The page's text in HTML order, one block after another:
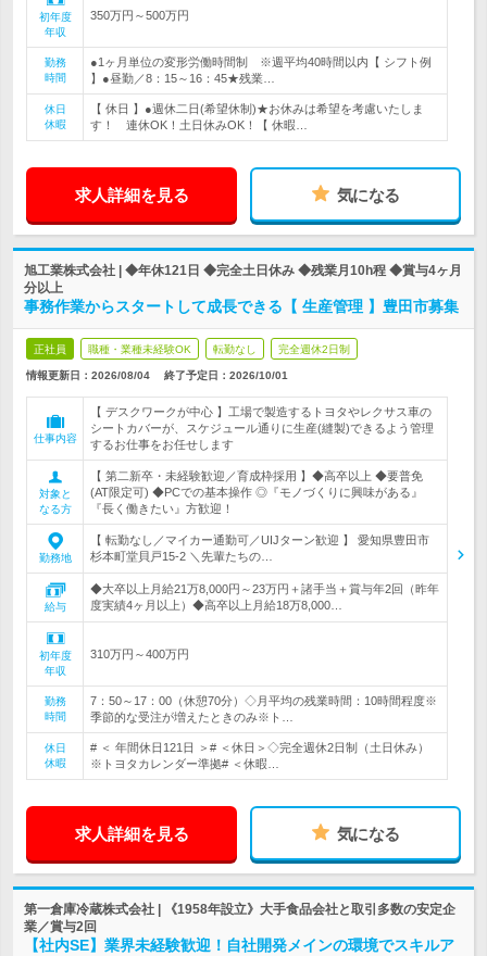
初年度
年収
350万円～500万円
勤務
時間
●1ヶ月単位の変形労働時間制 ※週平均40時間以内【 シフト例
】●昼勤／8：15～16：45★残業…
休日
休暇
【 休日 】●週休二日(希望休制)★お休みは希望を考慮いたしま
す！ 連休OK！土日休みOK！【 休暇…
求人詳細を見る 気になる
旭工業株式会社 | ◆年休121日 ◆完全土日休み ◆残業月10h程 ◆賞与4ヶ月
分以上
事務作業からスタートして成長できる【 生産管理 】豊田市募集
正社員 職種・業種未経験OK 転勤なし 完全週休2日制
情報更新日：2026/08/04 終了予定日： 2026/10/01
仕事内容
【 デスクワークが中心 】工場で製造するトヨタやレクサス車の
シートカバーが、スケジュール通りに生産(縫製)できるよう管理
するお仕事をお任せします
対象と
なる方
【 第二新卒・未経験歓迎／育成枠採用 】◆高卒以上 ◆要普免
(AT限定可) ◆PCでの基本操作 ◎『モノづくりに興味がある』
『長く働きたい』方歓迎！
勤務地
【 転勤なし／マイカー通勤可／UIJターン歓迎 】 愛知県豊田市
杉本町堂貝戸15-2 ＼先輩たちの…
給与
◆大卒以上月給21万8,000円～23万円＋諸手当＋賞与年2回（昨年
度実績4ヶ月以上）◆高卒以上月給18万8,000…
初年度
年収
310万円～400万円
勤務
時間
7：50～17：00（休憩70分）◇月平均の残業時間：10時間程度※
季節的な受注が増えたときのみ※ト…
休日
休暇
# ＜ 年間休日121日 ＞# ＜休日＞◇完全週休2日制（土日休み）
※トヨタカレンダー準拠# ＜休暇…
求人詳細を見る 気になる
第一倉庫冷蔵株式会社 | 《1958年設立》大手食品会社と取引多数の安定企
業／賞与2回
【社内SE】業界未経験歓迎！自社開発メインの環境でスキルア